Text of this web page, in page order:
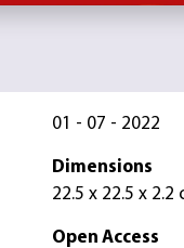
01 - 07 - 2022
Dimensions
22.5 x 22.5 x 2.2
Open Access